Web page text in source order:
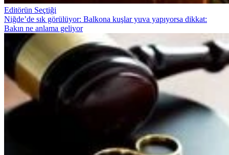
Editörün Seçtiği
Niğde’de sık görülüyor: Balkona kuşlar yuva yapıyorsa dikkat:
Bakın ne anlama geliyor